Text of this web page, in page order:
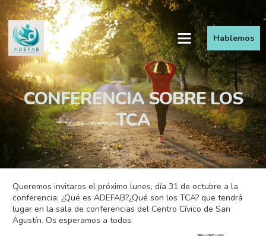
Hablemos
CONFERENCIA SOBRE LOS
TCA
Queremos invitaros el próximo lunes, día 31 de octubre a la
conferencia: ¿Qué es ADEFAB?¿Qué son los TCA? que tendrá
lugar en la sala de conferencias del Centro Cívico de San
Agustín. Os esperamos a todos.